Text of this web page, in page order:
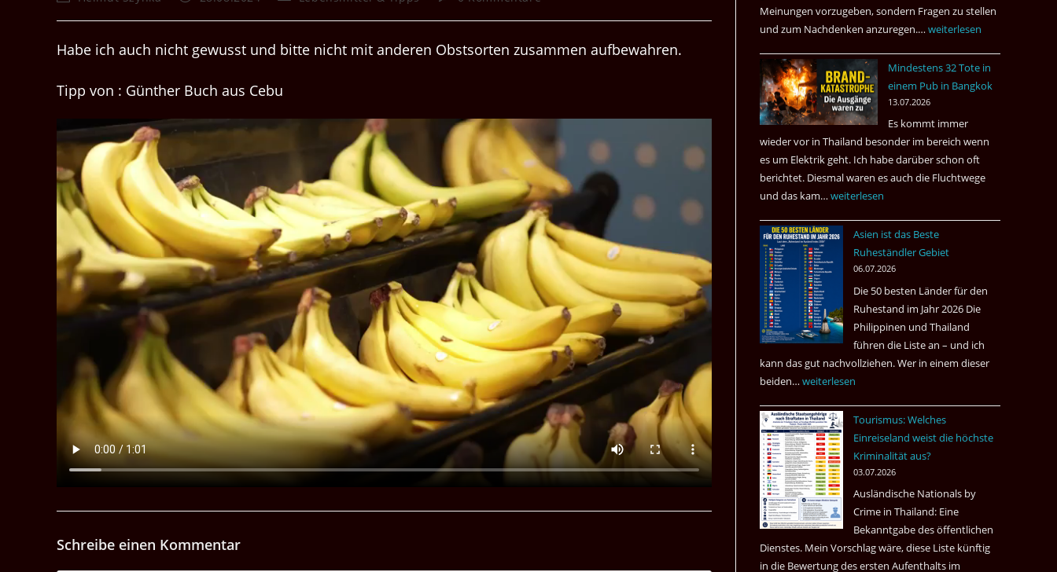
Habe ich auch nicht gewusst und bitte nicht mit anderen Obstsorten zusammen aufbewahren.
Tipp von : Günther Buch aus Cebu
Schreibe einen Kommentar
Meinungen vorzugeben, sondern Fragen zu stellen
und zum Nachdenken anzuregen.… Russland
Was
hätte
sein
können?
|
Helmut
Ham
nach
weiterlesen
Mindestens 32 Tote in
einem Pub in Bangkok
13.07.2026
Es kommt immer
wieder vor in Thailand besonder im bereich wenn
es um Elektrik geht. Ich habe darüber schon oft
berichtet. Diesmal waren es auch die Fluchtwege
und das kam…Mindestens
Tote
einem
in
Bangkok
weiterlesen
Asien ist das Beste
Ruheständler Gebiet
06.07.2026
Die 50 besten Länder für den
Ruhestand im Jahr 2026 Die
Philippinen und Thailand
führen die Liste an – und ich
kann das gut nachvollziehen. Wer in einem dieser
beiden… Asien
das
Beste
Ruheständler
Gebiet
weiterlesen
Tourismus: Welches
Einreiseland weist die höchste
Kriminalität aus?
03.07.2026
Ausländische Nationals by
Crime in Thailand: Eine
Bekanntgabe des öffentlichen
Dienstes. Mein Vorschlag wäre, diese Liste künftig
in die Bewertung des ersten Aufenthalts im